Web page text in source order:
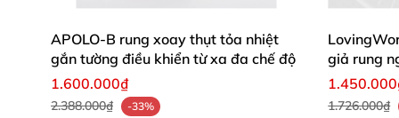
Tại Sao Nên Chọn Mini Rung
Với thiết kế dễ thương , công suất mạnh mẽ
APOLO-B rung xoay thụt tỏa nhiệt
gắn tường điều khiển từ xa đa chế độ
1.600.000₫
2.388.000₫
-33%
giả rung
1.726.000₫